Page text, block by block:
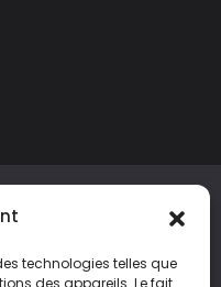
technologies telles que
des appareils. Le fait